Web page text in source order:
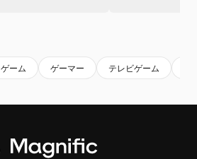
ゲーム ゲーマー テレビゲーム